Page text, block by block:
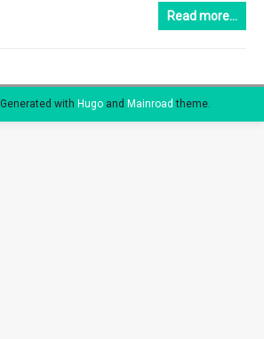
Read more…
Generated with Hugoand Mainroad theme.